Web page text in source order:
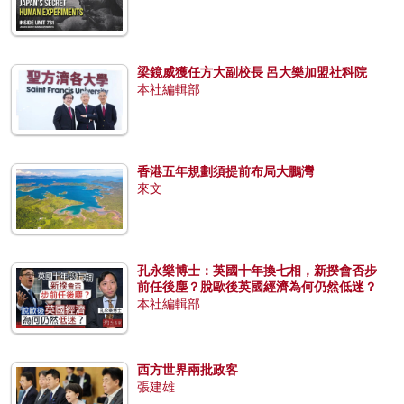
梁鏡威獲任方大副校長 呂大樂加盟社科院
本社編輯部
香港五年規劃須提前布局大鵬灣
來文
孔永樂博士：英國十年換七相，新揆會否步
前任後塵？脫歐後英國經濟為何仍然低迷？
本社編輯部
西方世界兩批政客
張建雄